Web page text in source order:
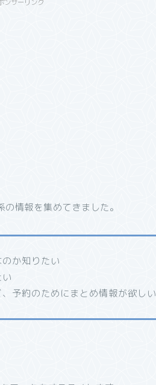
ンサーリンク
情報を集めてきました。
か知りたい
予約のためにまとめ情報が欲しい